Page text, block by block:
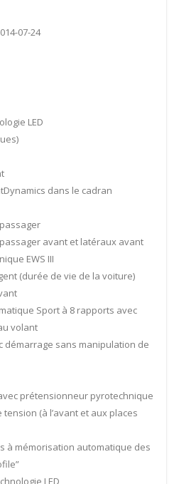
07-24
LED
dans le cadran
avant et latéraux avant
EWS III
(durée de vie de la voiture)
Sport à 8 rapports avec
volant
démarrage sans manipulation de
prétensionneur pyrotechnique
tension (à l’avant et aux places
à mémorisation automatique des